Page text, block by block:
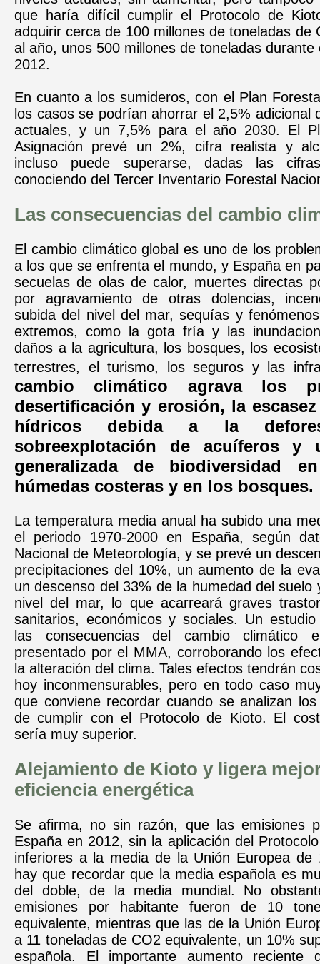
que haría difícil cumplir el Protocolo de
adquirir cerca de 100 millones de toneladas de
al año, unos 500 millones de toneladas durante
2012.
En cuanto a los sumideros, con el Plan
los casos se podrían ahorrar el 2,5% adicional
actuales, y un 7,5% para el año 2030. El
Asignación prevé un 2%, cifra realista y
incluso puede superarse, dadas las
conociendo del Tercer Inventario Forestal
Las consecuencias del cambio
El cambio climático global es uno de los
a los que se enfrenta el mundo, y España en
secuelas de olas de calor, muertes directas
por agravamiento de otras dolencias,
subida del nivel del mar, sequías y
extremos, como la gota fría y las
daños a la agricultura, los bosques, los
terrestres, el turismo, los seguros y las
cambio climático agrava los
desertificación y erosión, la
hídricos debida a la
sobreexplotación de acuíferos y
generalizada de biodiversidad
húmedas costeras y en los bosques.
La temperatura media anual ha subido una
el periodo 1970-2000 en España, según
Nacional de Meteorología, y se prevé un
precipitaciones del 10%, un aumento de la
un descenso del 33% de la humedad del suelo
nivel del mar, lo que acarreará graves
sanitarios, económicos y sociales. Un
las consecuencias del cambio climático
presentado por el MMA, corroborando los
la alteración del clima. Tales efectos tendrán
hoy inconmensurables, pero en todo caso
que conviene recordar cuando se analizan
de cumplir con el Protocolo de Kioto. El
sería muy superior.
Alejamiento de Kioto y ligera
eficiencia energética
Se afirma, no sin razón, que las emisiones
España en 2012, sin la aplicación del
inferiores a la media de la Unión Europea de
hay que recordar que la media española es
del doble, de la media mundial. No
emisiones por habitante fueron de 10
equivalente, mientras que las de la Unión
a 11 toneladas de CO2 equivalente, un 10%
española. El importante aumento reciente